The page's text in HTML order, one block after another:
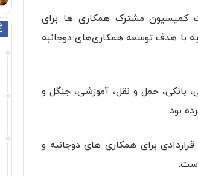
مشترک همکاری ها برای
با هدف توسعه همکاری‌های دوجانبه
بانکی، حمل و نقل، آموزشی، جنگل و
بود.
برای همکاری های دوجانبه و